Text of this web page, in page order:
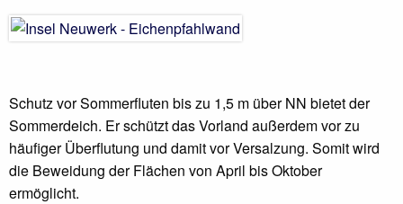
Schutz vor Sommerfluten bis zu 1,5 m über NN bietet der
Sommerdeich. Er schützt das Vorland außerdem vor zu
häufiger Überflutung und damit vor Versalzung. Somit wird
die Beweidung der Flächen von April bis Oktober
ermöglicht.